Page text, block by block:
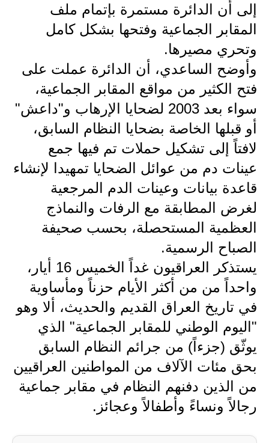
المرحلة الابتدائية
المرحلة الاعدادية
كتب مدرسية
المرحلة الابتدائية
المرحلة المتوسطة
المرحلة الاعدادية
ملازم دراسية
المرحلة الابتدائية
المرحلة المتوسطة
المرحلة الاعدادية
دروس
المرحلة الابتدائية
المرحلة المتوسطة
المرحلة الاعدادية
إلى أن الدائرة مستمرة بإتمام ملف
المقابر الجماعية وفتحها بشكل كامل
وتحري مصيرها.
وأوضح الساعدي، أن الدائرة عملت على
فتح الكثير من مواقع المقابر الجماعية،
سواء بعد 2003 لضحايا الإرهاب و"داعش"
أو قبلها الخاصة بضحايا النظام السابق،
لافتاً إلى تشكيل حملات تم فيها جمع
عينات دم من عوائل الضحايا تمهيدا لإنشاء
قاعدة بيانات وعينات الدم المرجعية
لغرض المطابقة مع الرفات والنماذج
العظمية المستحصلة، بحسب صحيفة
الصباح الرسمية.
يستذكر العراقيون غداً الخميس 16 أيار،
واحداً من من أكثر الأيام حزناً ومأساوية
في تاريخ العراق القديم والحديث، ألا وهو
"اليوم الوطني للمقابر الجماعية" الذي
يوثّق (جزءاً) من جرائم النظام السابق
بحق مئات الآلاف من المواطنين العراقيين
من الذين دفنهم النظام في مقابر جماعية
رجالاً ونساءً وأطفالاً وعجائز.